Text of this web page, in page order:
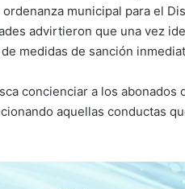
municipal para el
advirtieron que una vez
medidas de sanción
concienciar a los abonados
aquellas conductas